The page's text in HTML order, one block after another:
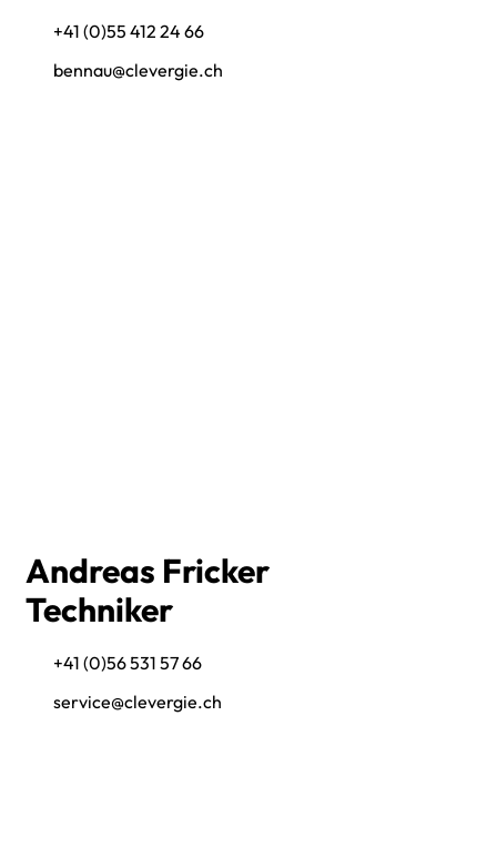
+41 (0)55 412 24 66
bennau@clevergie.ch
Andreas Fricker
Techniker
+41 (0)56 531 57 66
service@clevergie.ch